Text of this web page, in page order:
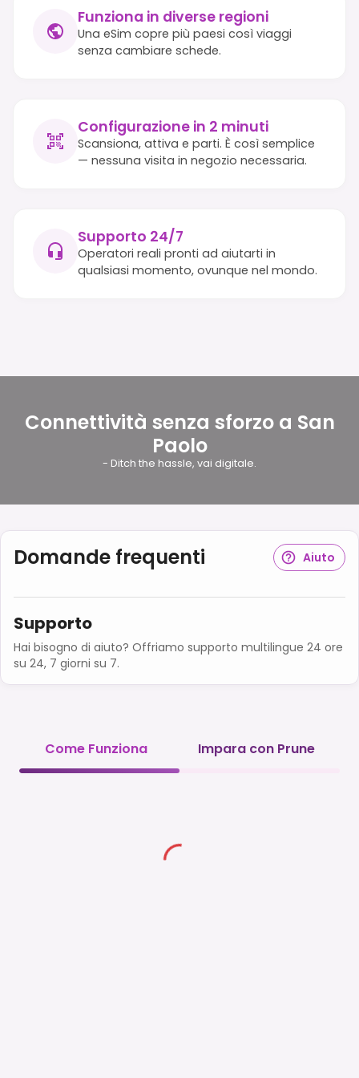
Funziona in diverse regioni
Una eSim copre più paesi così viaggi
senza cambiare schede.
Configurazione in 2 minuti
Scansiona, attiva e parti. È così semplice
— nessuna visita in negozio necessaria.
Supporto 24/7
Operatori reali pronti ad aiutarti in
qualsiasi momento, ovunque nel mondo.
Connettività senza sforzo a San
Paolo
- Ditch the hassle, vai digitale.
Domande frequenti Aiuto
Supporto
Hai bisogno di aiuto? Offriamo supporto multilingue 24 ore
su 24, 7 giorni su 7.
Come Funziona Impara con Prune